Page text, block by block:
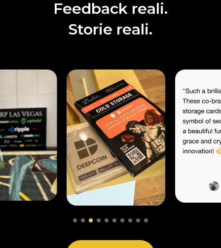
Feedback reali.
Storie reali.